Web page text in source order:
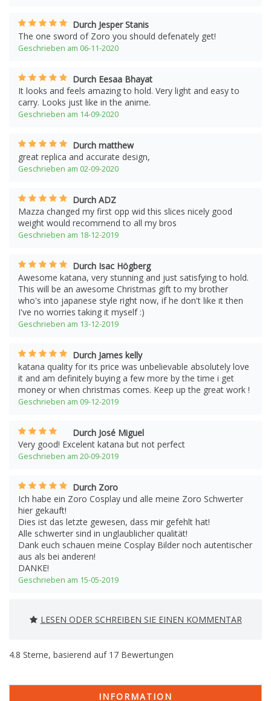
Durch Jesper Stanis
The one sword of Zoro you should defenately get!
Geschrieben am 06-11-2020
Durch Eesaa Bhayat
It looks and feels amazing to hold. Very light and easy to
carry. Looks just like in the anime.
Geschrieben am 14-09-2020
Durch matthew
great replica and accurate design,
Geschrieben am 02-09-2020
Durch ADZ
Mazza changed my first opp wid this slices nicely good
weight would recommend to all my bros
Geschrieben am 18-12-2019
Durch Isac Högberg
Awesome katana, very stunning and just satisfying to hold.
This will be an awesome Christmas gift to my brother
who's into japanese style right now, if he don't like it then
I've no worries taking it myself :)
Geschrieben am 13-12-2019
Durch James kelly
katana quality for its price was unbelievable absolutely love
it and am definitely buying a few more by the time i get
money or when christmas comes. Keep up the great work !
Geschrieben am 09-12-2019
Durch José Miguel
Very good! Excelent katana but not perfect
Geschrieben am 20-09-2019
Durch Zoro
Ich habe ein Zoro Cosplay und alle meine Zoro Schwerter
hier gekauft!
Dies ist das letzte gewesen, dass mir gefehlt hat!
Alle schwerter sind in unglaublicher qualität!
Dank euch schauen meine Cosplay Bilder noch autentischer
aus als bei anderen!
DANKE!
Geschrieben am 15-05-2019
LESEN ODER SCHREIBEN SIE EINEN KOMMENTAR
4.8 Sterne, basierend auf 17 Bewertungen
INFORMATION